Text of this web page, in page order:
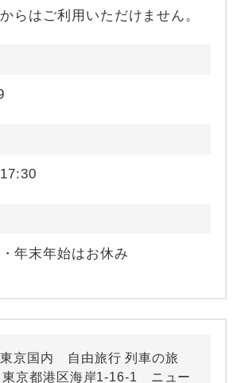
らはご利用いただけません。
年末年始はお休み
東京国内 自由旅行 列車の旅
京都港区海岸1-16-1 ニュー